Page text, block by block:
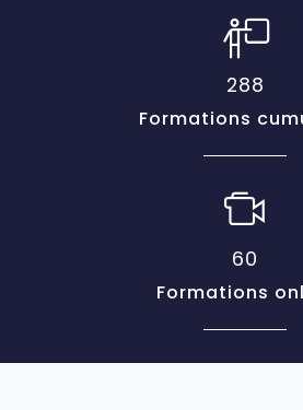
288
Formations
60
Formations